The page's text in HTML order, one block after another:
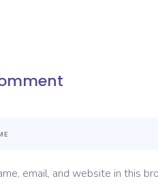
email, and website in this